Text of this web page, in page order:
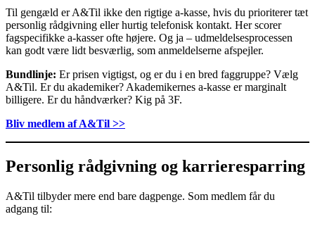
Til gengæld er A&Til ikke den rigtige a-kasse, hvis du prioriterer tæt
personlig rådgivning eller hurtig telefonisk kontakt. Her scorer
fagspecifikke a-kasser ofte højere. Og ja – udmeldelsesprocessen
kan godt være lidt besværlig, som anmeldelserne afspejler.
Bundlinje: Er prisen vigtigst, og er du i en bred faggruppe? Vælg
A&Til. Er du akademiker? Akademikernes a-kasse er marginalt
billigere. Er du håndværker? Kig på 3F.
Bliv medlem af A&Til >>
Personlig rådgivning og karrieresparring
A&Til tilbyder mere end bare dagpenge. Som medlem får du
adgang til: